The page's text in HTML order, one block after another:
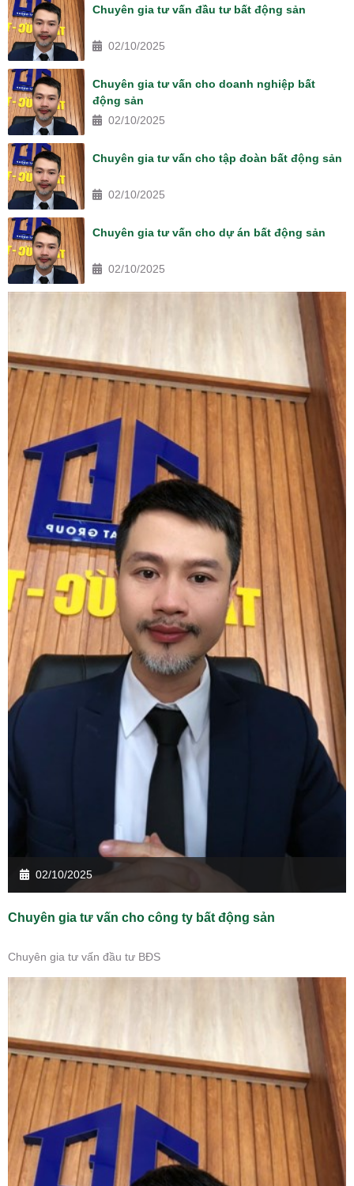
Chuyên gia tư vấn đầu tư bất động sản
02/10/2025
Chuyên gia tư vấn cho doanh nghiệp bất
động sản
02/10/2025
Chuyên gia tư vấn cho tập đoàn bất động sản
02/10/2025
Chuyên gia tư vấn cho dự án bất động sản
02/10/2025
02/10/2025
Chuyên gia tư vấn cho công ty bất động sản
Chuyên gia tư vấn đầu tư BĐS